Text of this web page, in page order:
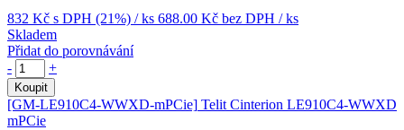
832 Kč s DPH (21%) / ks 688.00 Kč bez DPH / ks
Skladem
Přidat do porovnávání
-
+
Koupit
[GM-LE910C4-WWXD-mPCie] Telit Cinterion LE910C4-WWXD
mPCie